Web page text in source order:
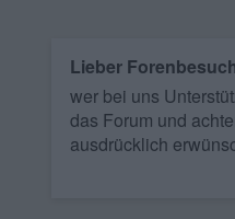
Lieber
wer bei uns
das Forum und
ausdrücklich